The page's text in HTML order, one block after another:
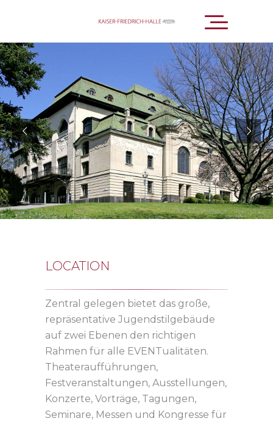
LOCATION
Zentral gelegen bietet das große,
repräsentative Jugendstilgebäude
auf zwei Ebenen den richtigen
Rahmen für alle EVENTualitäten.
Theateraufführungen,
Festveranstaltungen, Ausstellungen,
Konzerte, Vorträge, Tagungen,
Seminare, Messen und Kongresse für